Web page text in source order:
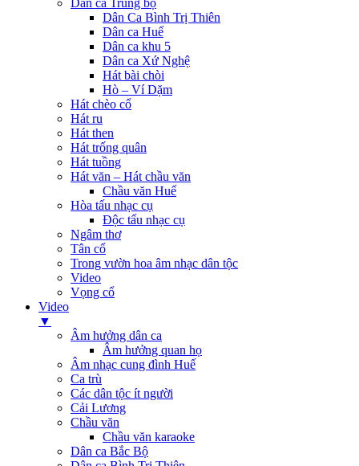
Dân ca Trung bộ
Dân Ca Bình Trị Thiên
Dân ca Huế
Dân ca khu 5
Dân ca Xứ Nghệ
Hát bài chòi
Hò – Ví Dặm
Hát chèo cổ
Hát ru
Hát then
Hát trống quân
Hát tuồng
Hát văn – Hát chầu văn
Chầu văn Huế
Hòa tấu nhạc cụ
Độc tấu nhạc cụ
Ngâm thơ
Tân cổ
Trong vườn hoa âm nhạc dân tộc
Video
Vọng cổ
Video
▼
Âm hưởng dân ca
Âm hưởng quan họ
Âm nhạc cung đình Huế
Ca trù
Các dân tộc ít người
Cải Lương
Chầu văn
Chầu văn karaoke
Dân ca Bắc Bộ